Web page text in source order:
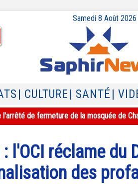
Samedi 8 Août 2026
| CULTURE | SANTÉ |
l'arrêté de fermeture de la mosquée de
l'OCI réclame du
des